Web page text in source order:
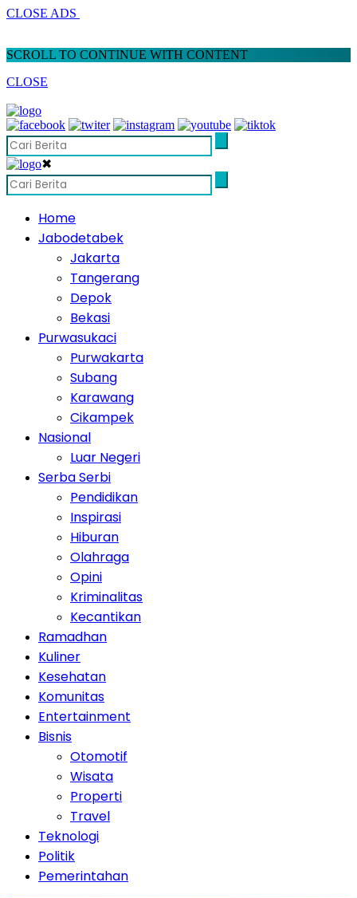
CLOSE ADS
SCROLL TO CONTINUE WITH CONTENT
CLOSE
✖
Home
Jabodetabek
Jakarta
Tangerang
Depok
Bekasi
Purwasukaci
Purwakarta
Subang
Karawang
Cikampek
Nasional
Luar Negeri
Serba Serbi
Pendidikan
Inspirasi
Hiburan
Olahraga
Opini
Kriminalitas
Kecantikan
Ramadhan
Kuliner
Kesehatan
Komunitas
Entertainment
Bisnis
Otomotif
Wisata
Properti
Travel
Teknologi
Politik
Pemerintahan